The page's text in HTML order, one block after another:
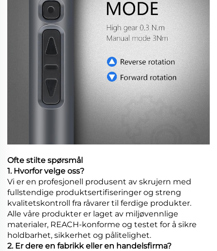
Ofte stilte spørsmål
1. Hvorfor velge oss?
Vi er en profesjonell produsent av skrujern med
fullstendige produktsertifiseringer og streng
kvalitetskontroll fra råvarer til ferdige produkter.
Alle våre produkter er laget av miljøvennlige
materialer, REACH-konforme og testet for å sikre
holdbarhet, sikkerhet og pålitelighet.
2. Er dere en fabrikk eller en handelsfirma?